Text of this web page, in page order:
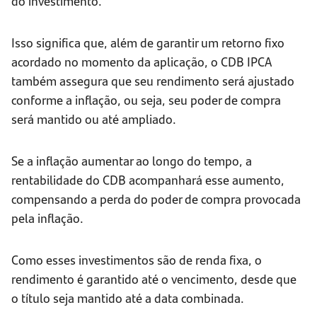
Isso significa que, além de garantir um retorno fixo
acordado no momento da aplicação, o CDB IPCA
também assegura que seu rendimento será ajustado
conforme a inflação, ou seja, seu poder de compra
será mantido ou até ampliado.
Se a inflação aumentar ao longo do tempo, a
rentabilidade do CDB acompanhará esse aumento,
compensando a perda do poder de compra provocada
pela inflação.
Como esses investimentos são de renda fixa, o
rendimento é garantido até o vencimento, desde que
o título seja mantido até a data combinada.